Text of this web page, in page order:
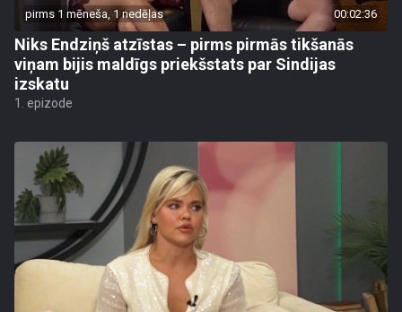
pirms 1 mēneša, 1 nedēļas 00:02:36
Niks Endziņš atzīstas – pirms pirmās tikšanās
viņam bijis maldīgs priekšstats par Sindijas
izskatu
1. epizode